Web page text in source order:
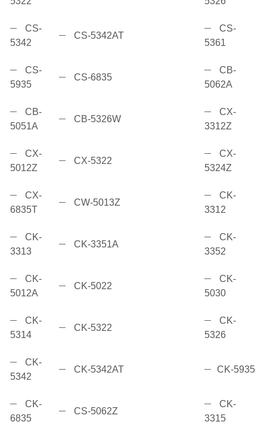
CS-
5342
CS-5342AT
CS-
5361
CS-
5935
CS-6835
CB-
5062A
CB-
5051A
CB-5326W
CX-
3312Z
CX-
5012Z
CX-5322
CX-
5324Z
CX-
6835T
CW-5013Z
CK-
3312
CK-
3313
CK-3351A
CK-
3352
CK-
5012A
CK-5022
CK-
5030
CK-
5314
CK-5322
CK-
5326
CK-
5342
CK-5342AT CK-5935
CK-
6835
CS-5062Z
CK-
3315